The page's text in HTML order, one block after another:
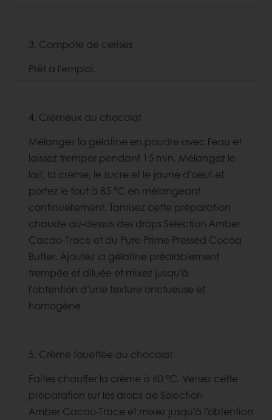
3. Compote de cerises
Prêt à l’emploi.
4. Crémeux au chocolat
Mélangez la gélatine en poudre avec l’eau et
laissez tremper pendant 15 min. Mélangez le
lait, la crème, le sucre et le jaune d’oeuf et
portez le tout à 85 °C en mélangeant
continuellement. Tamisez cette préparation
chaude au-dessus des drops Selection Amber
Cacao-Trace et du Pure Prime Pressed Cocoa
Butter. Ajoutez la gélatine préalablement
trempée et diluée et mixez jusqu’à
l’obtention d’une texture onctueuse et
homogène
5. Crème fouettée au chocolat
Faites chauffer la crème à 60 °C. Versez cette
préparation sur les drops de Selection
Amber Cacao-Trace et mixez jusqu’à l’obtention